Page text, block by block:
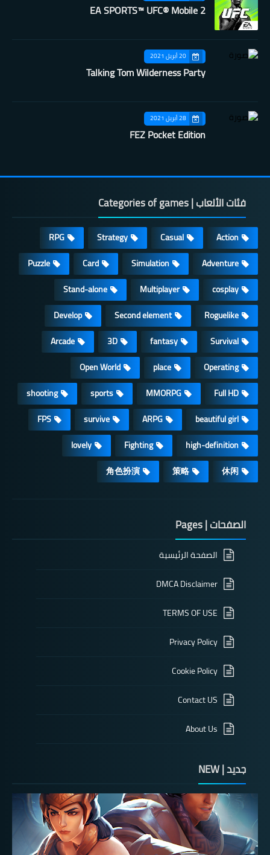
EA SPORTS™ UFC® Mobile 2
20 أبريل 2021
Talking Tom Wilderness Party
28 أبريل 2021
FEZ Pocket Edition
فئات الألعاب | Categories of games
Action
Casual
Strategy
RPG
Adventure
Simulation
Card
Puzzle
cosplay
Multiplayer
Stand-alone
Roguelike
Second element
Develop
Survival
fantasy
3D
Arcade
Operating
place
Open World
Full HD
MMORPG
sports
shooting
beautiful girl
ARPG
survive
FPS
high-definition
Fighting
lovely
休闲
策略
角色扮演
الصفحات | Pages
الصفحة الرئيسية
DMCA Disclaimer
TERMS OF USE
Privacy Policy
Cookie Policy
Contact US
About Us
جديد | NEW